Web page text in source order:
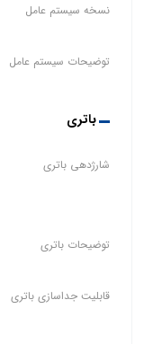
نسخه سیستم عامل
توضیحات سیستم عامل
باتری
شارژدهی باتری
توضیحات باتری
قابلیت جداسازی باتری